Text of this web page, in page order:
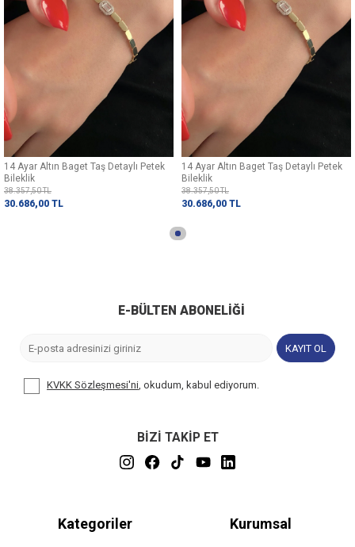
14 Ayar Altın Baget Taş Detaylı Petek
Bileklik
38.357,50TL
30.686,00 TL
14 Ayar Altın Baget Taş Detaylı Petek
Bileklik
38.357,50TL
30.686,00 TL
E-BÜLTEN ABONELIĞI
KAYIT OL
KVKK Sözleşmesi'ni, okudum, kabul ediyorum.
BİZİ TAKİP ET
Kategoriler Kurumsal